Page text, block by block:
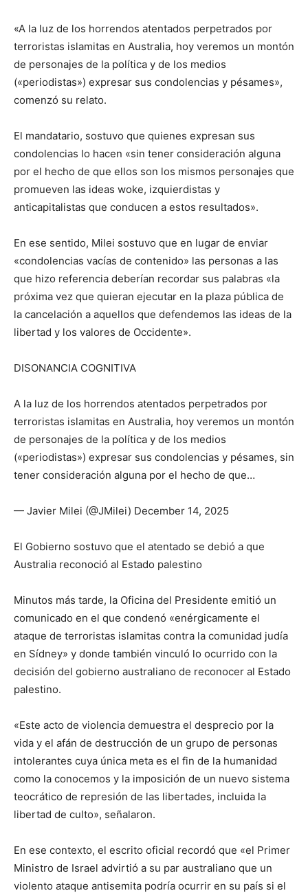
«A la luz de los horrendos atentados perpetrados por
terroristas islamitas en Australia, hoy veremos un montón
de personajes de la política y de los medios
(«periodistas») expresar sus condolencias y pésames»,
comenzó su relato.
El mandatario, sostuvo que quienes expresan sus
condolencias lo hacen «sin tener consideración alguna
por el hecho de que ellos son los mismos personajes que
promueven las ideas woke, izquierdistas y
anticapitalistas que conducen a estos resultados».
En ese sentido, Milei sostuvo que en lugar de enviar
«condolencias vacías de contenido» las personas a las
que hizo referencia deberían recordar sus palabras «la
próxima vez que quieran ejecutar en la plaza pública de
la cancelación a aquellos que defendemos las ideas de la
libertad y los valores de Occidente».
DISONANCIA COGNITIVA
A la luz de los horrendos atentados perpetrados por
terroristas islamitas en Australia, hoy veremos un montón
de personajes de la política y de los medios
(«periodistas») expresar sus condolencias y pésames, sin
tener consideración alguna por el hecho de que…
— Javier Milei (@JMilei) December 14, 2025
El Gobierno sostuvo que el atentado se debió a que
Australia reconoció al Estado palestino
Minutos más tarde, la Oficina del Presidente emitió un
comunicado en el que condenó «enérgicamente el
ataque de terroristas islamitas contra la comunidad judía
en Sídney» y donde también vinculó lo ocurrido con la
decisión del gobierno australiano de reconocer al Estado
palestino.
«Este acto de violencia demuestra el desprecio por la
vida y el afán de destrucción de un grupo de personas
intolerantes cuya única meta es el fin de la humanidad
como la conocemos y la imposición de un nuevo sistema
teocrático de represión de las libertades, incluida la
libertad de culto», señalaron.
En ese contexto, el escrito oficial recordó que «el Primer
Ministro de Israel advirtió a su par australiano que un
violento ataque antisemita podría ocurrir en su país si el